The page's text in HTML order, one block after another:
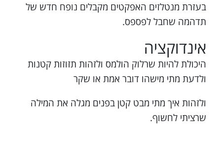
בעזרת מנטלזים האפקטים מקבלים נופח חדש של
תדהמה שחבל לפספס.
אינדוקציה
היכולת להיות שרלוק הולמס ולזהות תזוזות קטנות
ולדעת מתי מישהו דובר אמת או שקר
ולזהות איך מתי מבט קטן בפנים מגלה את המילה
שרציתי לחשוף.